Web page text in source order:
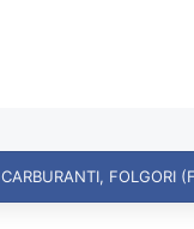
CARBURANTI, FOLGORI